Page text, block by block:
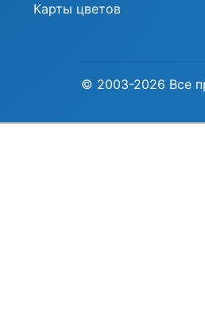
Карты цветов
© 2003-2026 Все